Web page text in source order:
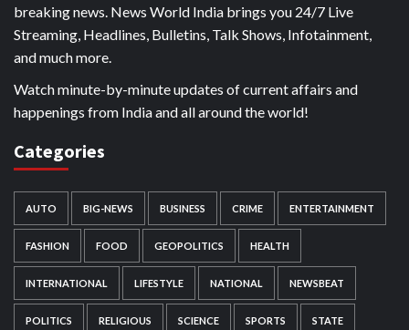
breaking news. News World India brings you 24/7 Live
Streaming, Headlines, Bulletins, Talk Shows, Infotainment,
and much more.
Watch minute-by-minute updates of current affairs and
happenings from India and all around the world!
Categories
AUTO BIG-NEWS BUSINESS CRIME ENTERTAINMENT
FASHION FOOD GEOPOLITICS HEALTH
INTERNATIONAL LIFESTYLE NATIONAL NEWSBEAT
POLITICS RELIGIOUS SCIENCE SPORTS STATE